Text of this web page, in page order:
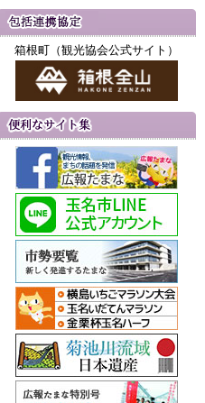
箱根町（観光協会公式サイト）